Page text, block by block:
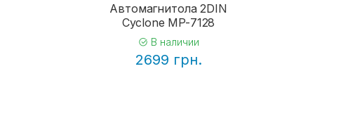
Автомагнитола 2DIN
Cyclone MP-7128
В наличии
2699 грн.